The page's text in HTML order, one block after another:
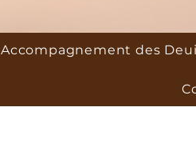
Accompagnement des